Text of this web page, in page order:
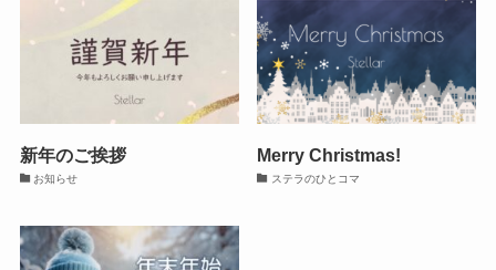
新年のご挨拶
お知らせ
Merry Christmas!
ステラのひとコマ